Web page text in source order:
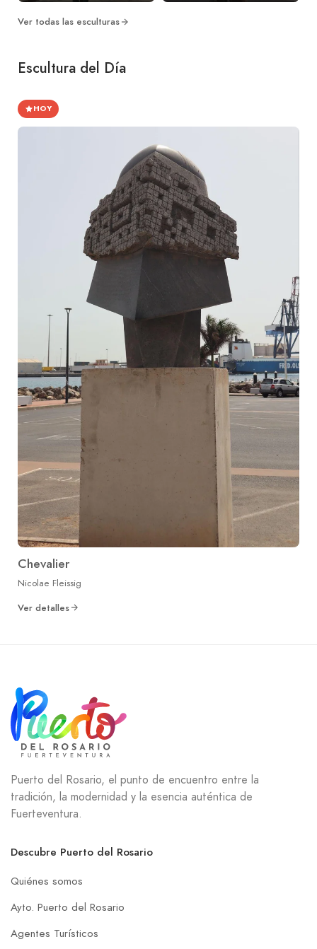
Ver todas las esculturas
Escultura del Día
HOY
Chevalier
Nicolae Fleissig
Ver detalles
Puerto del Rosario, el punto de encuentro entre la
tradición, la modernidad y la esencia auténtica de
Fuerteventura.
Descubre Puerto del Rosario
Quiénes somos
Ayto. Puerto del Rosario
Agentes Turísticos